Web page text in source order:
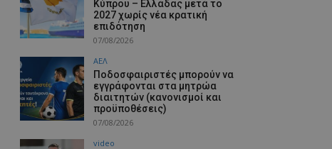
Κύπρου – Ελλάδας μετά το
2027 χωρίς νέα κρατική
επιδότηση
07/08/2026
ΑΕΛ
Ποδοσφαιριστές μπορούν να
εγγράφονται στα μητρώα
διαιτητών (κανονισμοί και
προϋποθέσεις)
07/08/2026
video